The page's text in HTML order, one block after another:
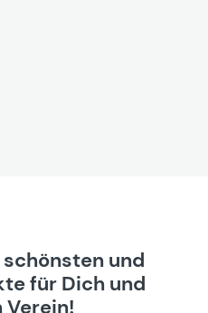
und
für Dich und
Verein!